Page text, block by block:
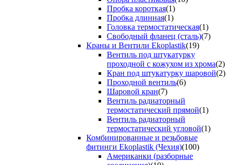
Пробка короткая(1)
Пробка длинная(1)
Головка термостатическая(1)
Свободный фланец (сталь)(7)
Краны и Вентили Ekoplastik(19)
Вентиль под штукатурку
проходной с кожухом из хрома(2)
Кран под штукатурку шаровой(2)
Проходной вентиль(6)
Шаровой кран(7)
Вентиль радиаторный
термостатический прямой(1)
Вентиль радиаторный
термостатический угловой(1)
Комбинированные и резьбовые
фитинги Ekoplastik (Чехия)(100)
Американки (разборные